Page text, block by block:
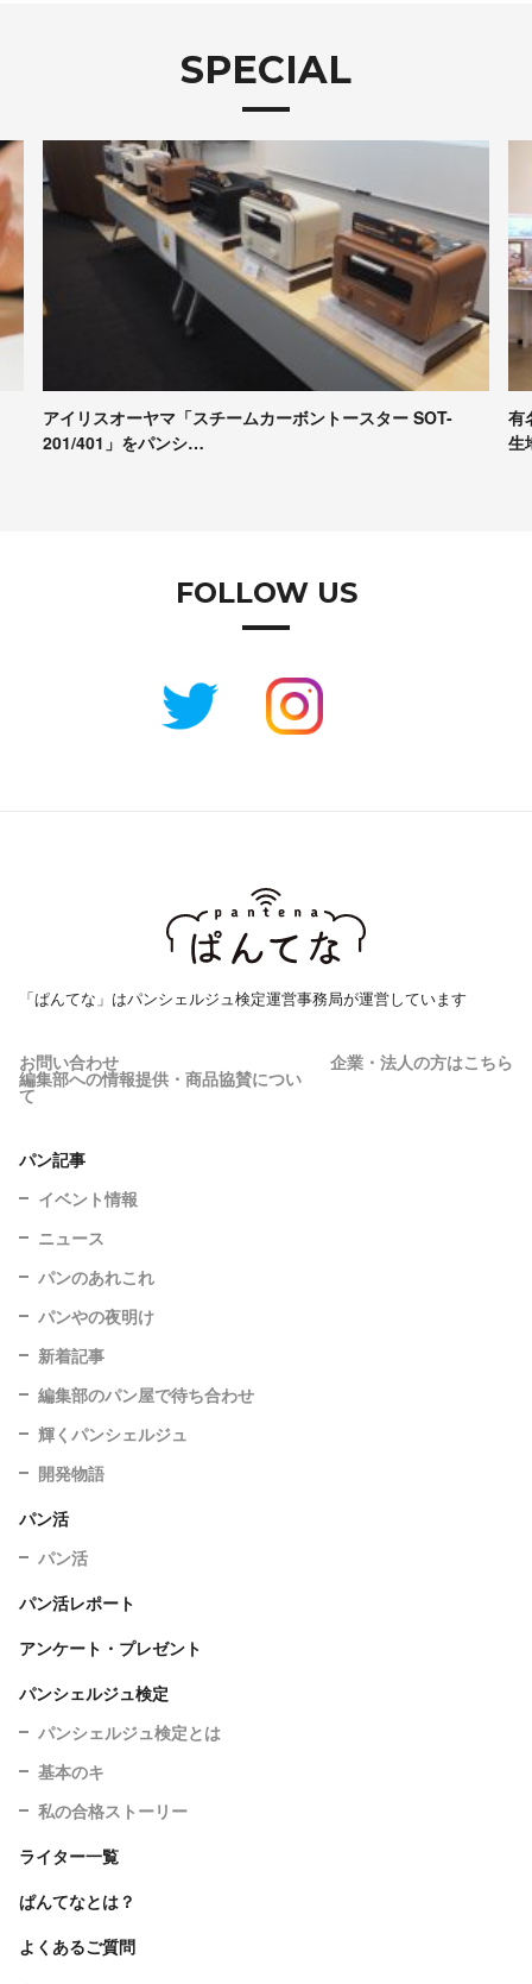
SPECIAL
有名パンシェルジュたちが本音で評価！Pascoの冷凍パン
生地試食＆座談会レポート
【
コ
FOLLOW US
「ぱんてな」はパンシェルジュ検定運営事務局が運営しています
お問い合わせ 企業・法人の方はこちら
編集部への情報提供・商品協賛につい
て
パン記事
イベント情報
ニュース
パンのあれこれ
パンやの夜明け
新着記事
編集部のパン屋で待ち合わせ
輝くパンシェルジュ
開発物語
パン活
パン活
パン活レポート
アンケート・プレゼント
パンシェルジュ検定
パンシェルジュ検定とは
基本のキ
私の合格ストーリー
ライター一覧
ぱんてなとは？
よくあるご質問